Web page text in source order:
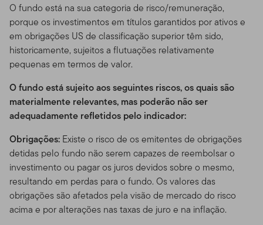
O fundo está na sua categoria de risco/remuneração,
porque os investimentos em títulos garantidos por ativos e
em obrigações US de classificação superior têm sido,
historicamente, sujeitos a flutuações relativamente
pequenas em termos de valor.
O fundo está sujeito aos seguintes riscos, os quais são
materialmente relevantes, mas poderão não ser
adequadamente refletidos pelo indicador:
Obrigações: Existe o risco de os emitentes de obrigações
detidas pelo fundo não serem capazes de reembolsar o
investimento ou pagar os juros devidos sobre o mesmo,
resultando em perdas para o fundo. Os valores das
obrigações são afetados pela visão de mercado do risco
acima e por alterações nas taxas de juro e na inflação.